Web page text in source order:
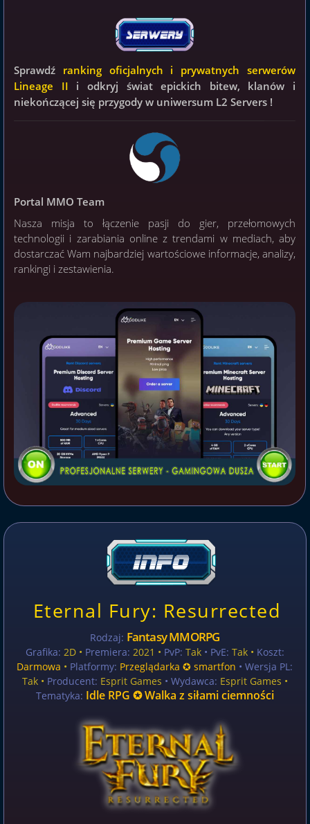
Sprawdź ranking oficjalnych i prywatnych serwerów
Lineage II i odkryj świat epickich bitew, klanów i
niekończącej się przygody w uniwersum L2 Servers !
Portal MMO Team
Nasza misja to łączenie pasji do gier, przełomowych
technologii i zarabiania online z trendami w mediach, aby
dostarczać Wam najbardziej wartościowe informacje, analizy,
rankingi i zestawienia.
Eternal Fury: Resurrected
Rodzaj: Fantasy MMORPG
Grafika: 2D • Premiera: 2021 • PvP: Tak• PvE: Tak • Koszt:
Darmowa • Platformy: Przeglądarka ✪ smartfon • Wersja PL:
Tak• Producent: Esprit Games • Wydawca: Esprit Games •
Tematyka: Idle RPG ✪ Walka z siłami ciemności